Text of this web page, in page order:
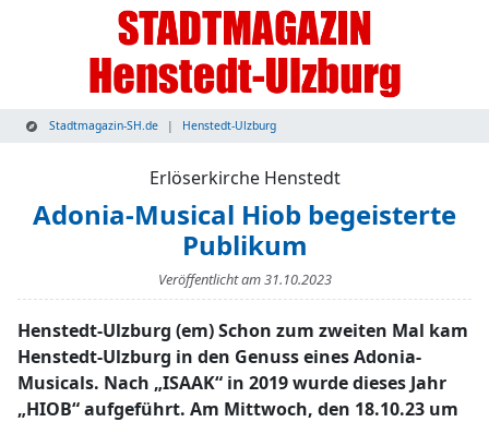
Stadtmagazin-SH.de Henstedt-Ulzburg
Erlöserkirche Henstedt
Adonia-Musical Hiob begeisterte
Publikum
Veröffentlicht am31.10.2023
Henstedt-Ulzburg (em) Schon zum zweiten Mal kam
Henstedt-Ulzburg in den Genuss eines Adonia-
Musicals. Nach „ISAAK“ in 2019 wurde dieses Jahr
„HIOB“ auf­geführt. Am Mittwoch, den 18.10.23 um